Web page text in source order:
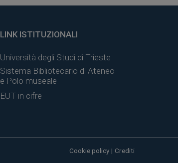
LINK ISTITUZIONALI
Università degli Studi di Trieste
Sistema Bibliotecario di Ateneo
e Polo museale
EUT in cifre
Cookie policy | Crediti